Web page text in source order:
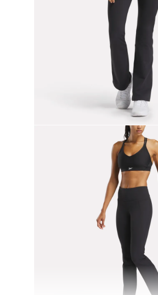
américa
camisetas
reebok
club c